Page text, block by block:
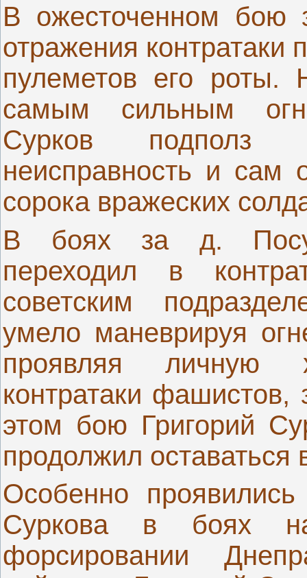
В ожесточенном бою
отражения контратаки
пулеметов его
самым сильным
Сурков подполз
неисправность и сам
сорока вражеских
В боях за д.
переходил в
советским
умело маневрируя
проявляя личную
контратаки фашистов,
этом бою Григорий
продолжил оставаться
Особенно проявились
Суркова в боях
форсировании